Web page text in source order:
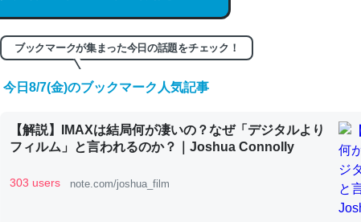
これは良記事。32768トークンだと英語小説100ページ分くらい。
の伏線」は回収されないけど、短期記憶というには多い分量。進化
やすく強くなりそう
昆虫ってカルシウム少ないのか。知らんかった。調べたらコオロギ
ブックマークが集まった今日の話題をチェック！
今日8/7(金)のブックマーク人気記事
【解説】IMAXは結局何が凄いの？なぜ「デジタルより
フィルム」と言われるのか？｜Joshua Connolly
303 users note.com/joshua_film